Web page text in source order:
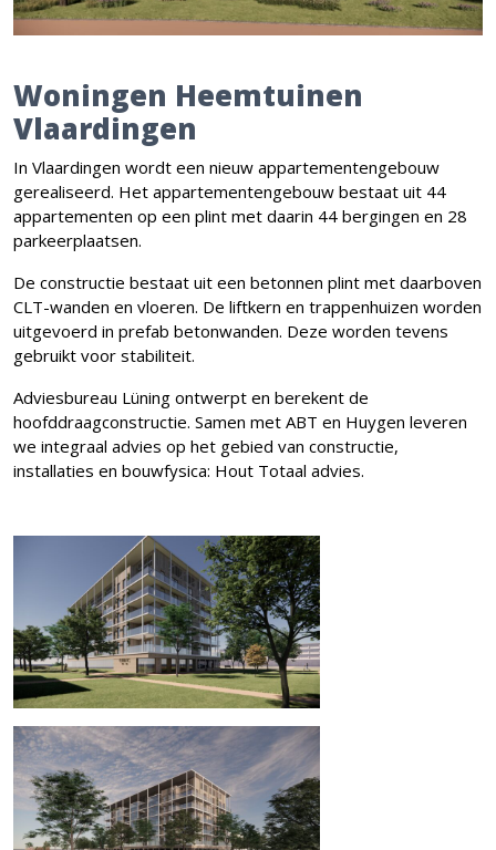
Woningen Heemtuinen
Vlaardingen
In Vlaardingen wordt een nieuw appartementengebouw
gerealiseerd. Het appartementengebouw bestaat uit 44
appartementen op een plint met daarin 44 bergingen en 28
parkeerplaatsen.
De constructie bestaat uit een betonnen plint met daarboven
CLT-wanden en vloeren. De liftkern en trappenhuizen worden
uitgevoerd in prefab betonwanden. Deze worden tevens
gebruikt voor stabiliteit.
Adviesbureau Lüning ontwerpt en berekent de
hoofddraagconstructie. Samen met ABT en Huygen leveren
we integraal advies op het gebied van constructie,
installaties en bouwfysica: Hout Totaal advies.